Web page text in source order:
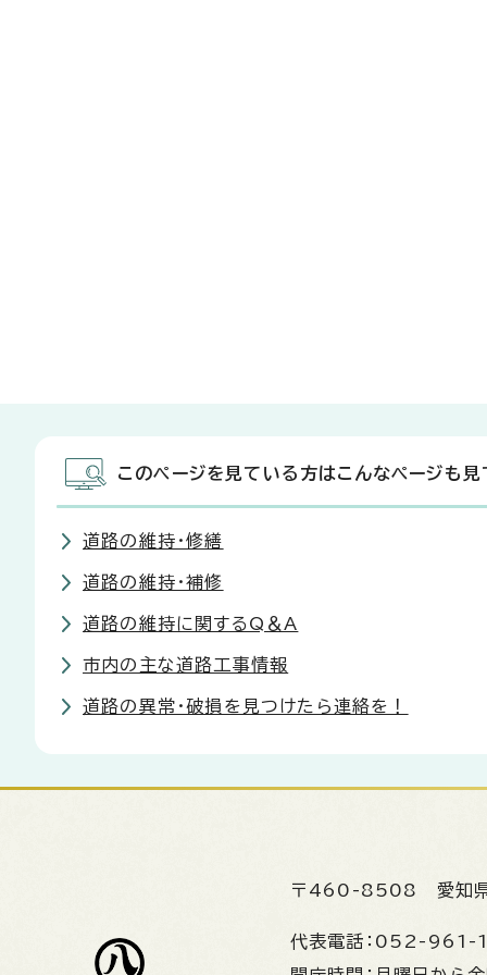
このページを見ている方はこんなページも見
道路の維持・修繕
道路の維持・補修
道路の維持に関するQ＆A
市内の主な道路工事情報
道路の異常・破損を見つけたら連絡を！
〒460-8508 愛知
代表電話： 052-961-